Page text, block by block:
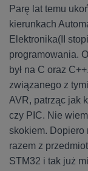
Parę lat temu
kierunkach
Elektronika(II
programowania.
był na C oraz
związanego z
AVR, patrząc jak
czy PIC. Nie
skokiem. Dopiero
razem z
STM32 i tak już